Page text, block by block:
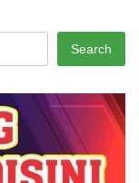
Search